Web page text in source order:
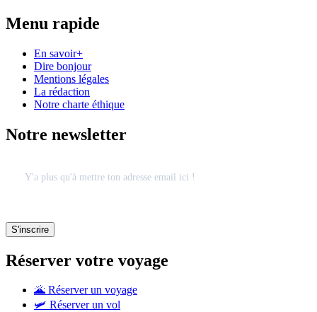
Menu rapide
En savoir+
Dire bonjour
Mentions légales
La rédaction
Notre charte éthique
Notre newsletter
Réserver votre voyage
🌋 Réserver un voyage
🛩 Réserver un vol